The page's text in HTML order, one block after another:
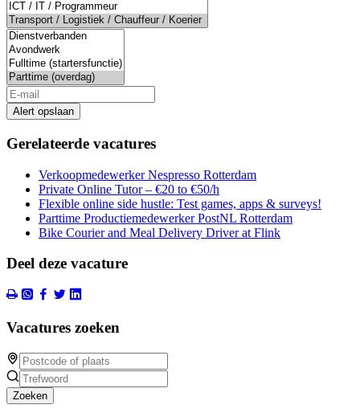
Alert opslaan
Gerelateerde vacatures
Verkoopmedewerker Nespresso Rotterdam
Private Online Tutor – €20 to €50/h
Flexible online side hustle: Test games, apps & surveys!
Parttime Productiemedewerker PostNL Rotterdam
Bike Courier and Meal Delivery Driver at Flink
Deel deze vacature
Vacatures zoeken
Zoeken